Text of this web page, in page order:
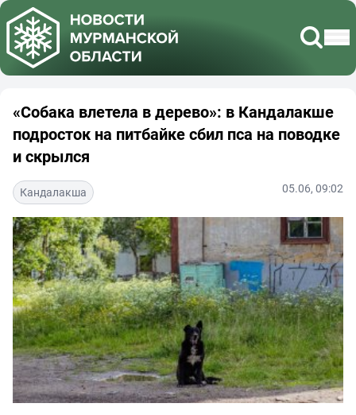
«Собака влетела в дерево»: в Кандалакше
подросток на питбайке сбил пса на поводке
и скрылся
Кандалакша 05.06, 09:02